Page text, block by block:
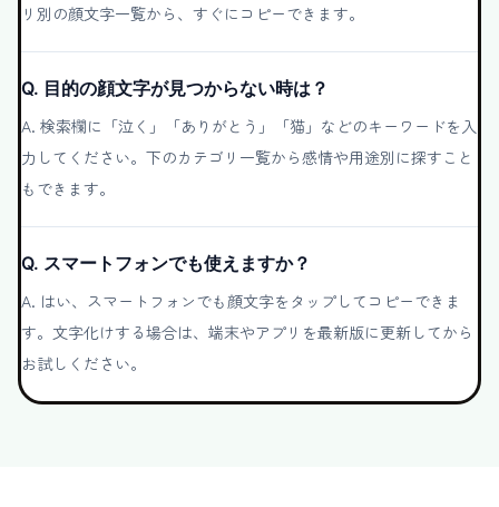
リ別の顔文字一覧から、すぐにコピーできます。
Q. 目的の顔文字が見つからない時は？
A. 検索欄に「泣く」「ありがとう」「猫」などのキーワードを入
力してください。下のカテゴリ一覧から感情や用途別に探すこと
もできます。
Q. スマートフォンでも使えますか？
A. はい、スマートフォンでも顔文字をタップしてコピーできま
す。文字化けする場合は、端末やアプリを最新版に更新してから
お試しください。